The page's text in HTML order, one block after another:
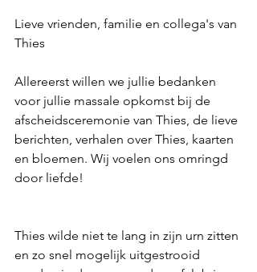
Lieve vrienden, familie en collega's van
Thies
Allereerst willen we jullie bedanken
voor jullie massale opkomst bij de
afscheidsceremonie van Thies, de lieve
berichten, verhalen over Thies, kaarten
en bloemen. Wij voelen ons omringd
door liefde!
Thies wilde niet te lang in zijn urn zitten
en zo snel mogelijk uitgestrooid